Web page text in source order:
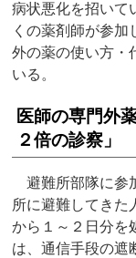
病状悪化を招いて
くの薬剤師が参加
外の薬の使い方・
いる。
医師の専門外
２倍の診察」
避難所部隊に参
所に避難してきた
から１～２日分を
は、通信手段の遮